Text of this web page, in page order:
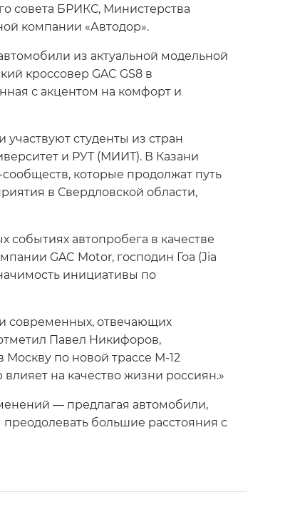
совета БРИКС, Министерства
компании «Автодор».
из актуальной модельной
кроссовер GAC GS8 в
с акцентом на комфорт и
студенты из стран
и РУТ (МИИТ). В Казани
которые продолжат путь
в Свердловской области,
автопробега в качестве
GAC Motor, господин Гоа (Jia
инициативы по
современных, отвечающих
Павел Никифоров,
Москву по новой трассе М-12
на качество жизни россиян.»
— предлагая автомобили,
большие расстояния с